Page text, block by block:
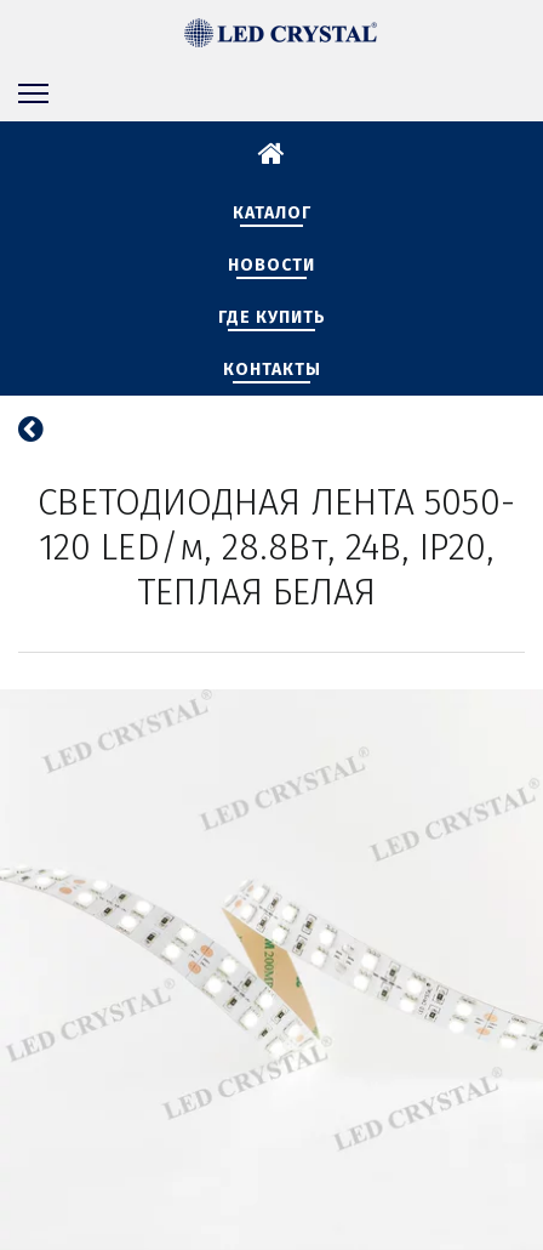
КАТАЛОГ
НОВОСТИ
ГДЕ КУПИТЬ
КОНТАКТЫ
120 LED/м, 28.8Вт, 24В, IP20,
ТЕПЛАЯ БЕЛАЯ